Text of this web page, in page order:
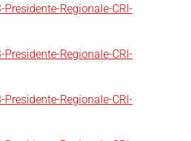
Regionale-CRI-
Regionale-CRI-
Regionale-CRI-